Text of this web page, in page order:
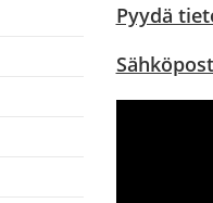
Pyydä